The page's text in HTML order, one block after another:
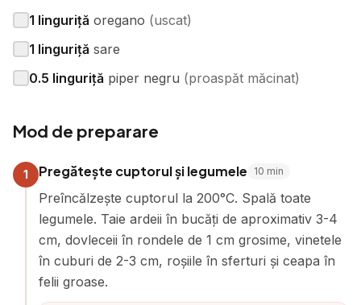
1 linguriță oregano (uscat)
1 linguriță sare
0.5 linguriță piper negru (proaspăt măcinat)
Mod de preparare
1 Pregătește cuptorul și legumele 10 min
Preîncălzește cuptorul la 200°C. Spală toate
legumele. Taie ardeii în bucăți de aproximativ 3-4
cm, dovleceii în rondele de 1 cm grosime, vinetele
în cuburi de 2-3 cm, roșiile în sferturi și ceapa în
felii groase.